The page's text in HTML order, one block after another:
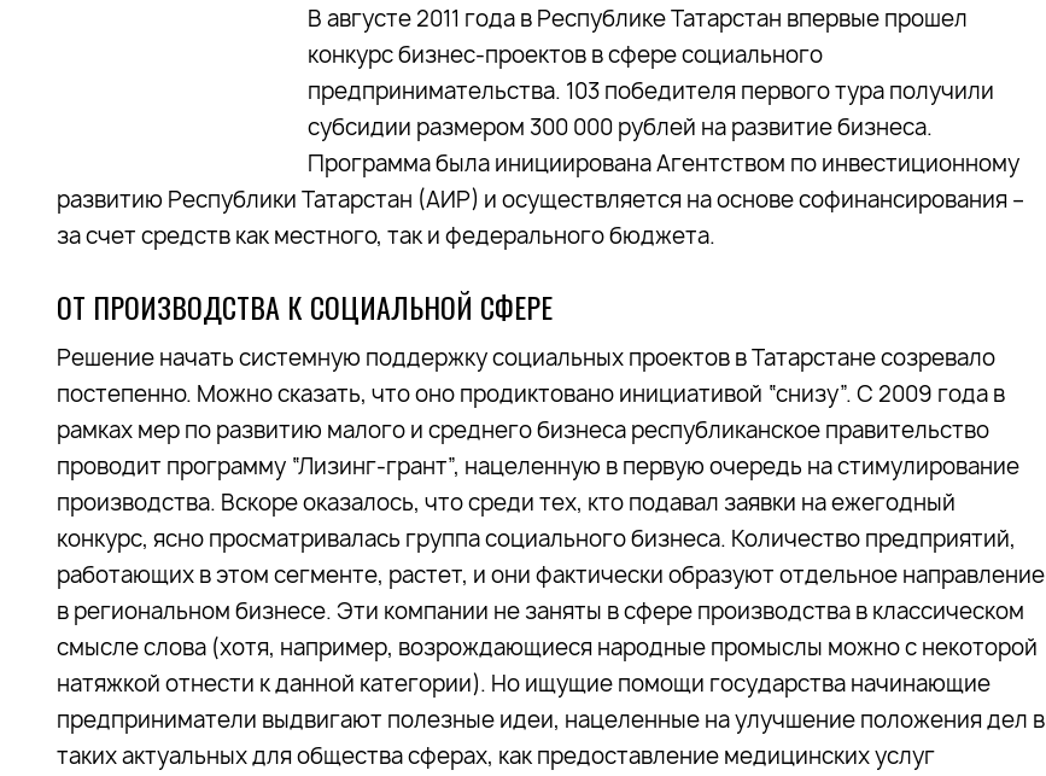
В августе 2011 года в Республике Татарстан впервые прошел
конкурс бизнес-проектов в сфере социального
предпринимательства. 103 победителя первого тура получили
субсидии размером 300 000 рублей на развитие бизнеса.
Программа была инициирована Агентством по инвестиционному
развитию Республики Татарстан (АИР) и осуществляется на основе софинансирования –
за счет средств как местного, так и федерального бюджета.
ОТ ПРОИЗВОДСТВА К СОЦИАЛЬНОЙ СФЕРЕ
Решение начать системную поддержку социальных проектов в Татарстане созревало
постепенно. Можно сказать, что оно продиктовано инициативой “снизу”. С 2009 года в
рамках мер по развитию малого и среднего бизнеса республиканское правительство
проводит программу “Лизинг-грант”, нацеленную в первую очередь на стимулирование
производства. Вскоре оказалось, что среди тех, кто подавал заявки на ежегодный
конкурс, ясно просматривалась группа социального бизнеса. Количество предприятий,
работающих в этом сегменте, растет, и они фактически образуют отдельное направление
в региональном бизнесе. Эти компании не заняты в сфере производства в классическом
смысле слова (хотя, например, возрождающиеся народные промыслы можно с некоторой
натяжкой отнести к данной категории). Но ищущие помощи государства начинающие
предприниматели выдвигают полезные идеи, нацеленные на улучшение положения дел в
таких актуальных для общества сферах, как предоставление медицинских услуг